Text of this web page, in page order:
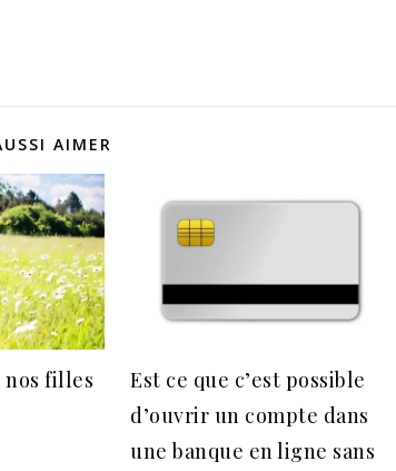
AIMER
nos filles
Est ce que c’est possible
d’ouvrir un compte dans
une banque en ligne sans